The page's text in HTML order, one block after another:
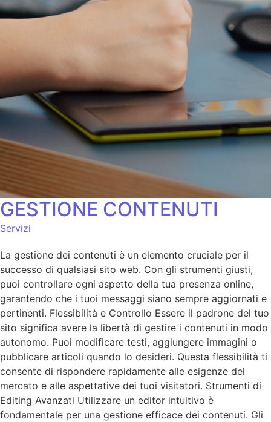
GESTIONE CONTENUTI
Servizi
La gestione dei contenuti è un elemento cruciale per il
successo di qualsiasi sito web. Con gli strumenti giusti,
puoi controllare ogni aspetto della tua presenza online,
garantendo che i tuoi messaggi siano sempre aggiornati e
pertinenti. Flessibilità e Controllo Essere il padrone del tuo
sito significa avere la libertà di gestire i contenuti in modo
autonomo. Puoi modificare testi, aggiungere immagini o
pubblicare articoli quando lo desideri. Questa flessibilità ti
consente di rispondere rapidamente alle esigenze del
mercato e alle aspettative dei tuoi visitatori. Strumenti di
Editing Avanzati Utilizzare un editor intuitivo è
fondamentale per una gestione efficace dei contenuti. Gli